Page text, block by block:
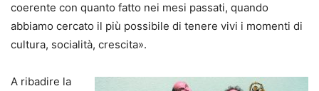
coerente con quanto fatto nei mesi passati, quando
abbiamo cercato il più possibile di tenere vivi i momenti di
cultura, socialità, crescita».
A ribadire la